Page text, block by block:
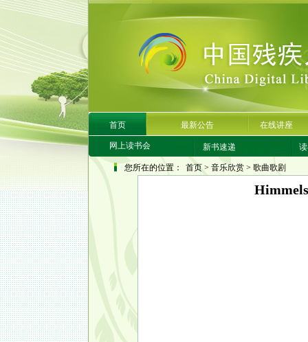
首页 最新公告 在线讲座
网上读书会 新书速递
您所在的位置： 首页 > 音乐欣赏 > 歌曲歌剧